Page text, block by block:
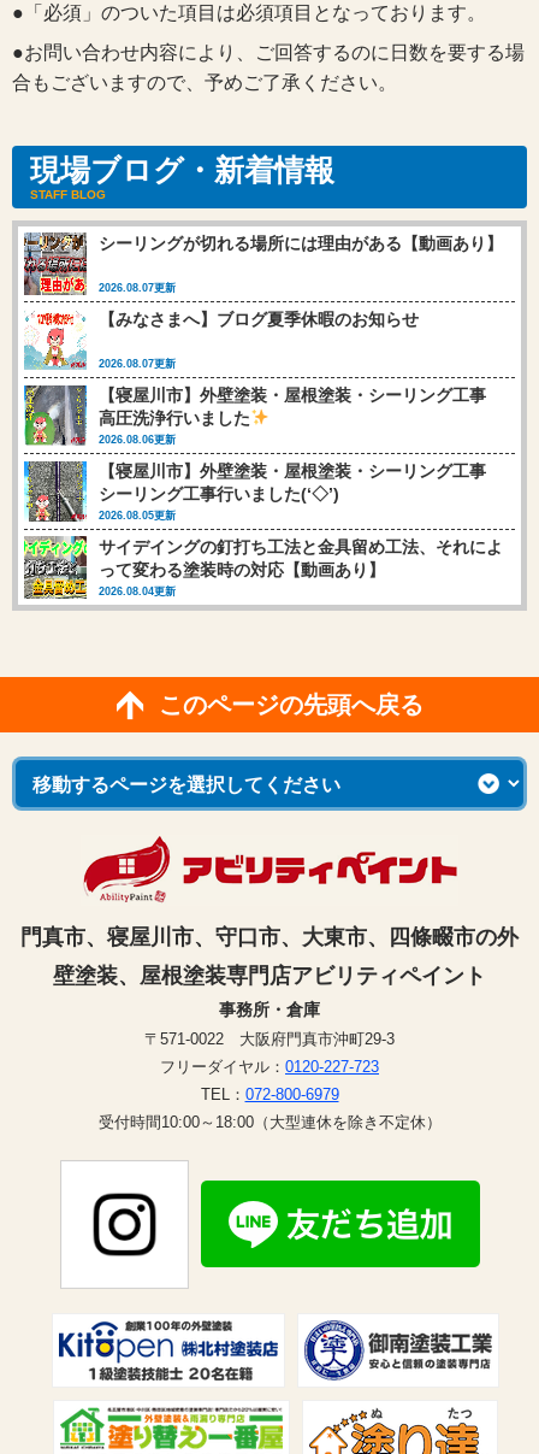
●「必須」のついた項目は必須項目となっております。
●お問い合わせ内容により、ご回答するのに日数を要する場
合もございますので、予めご了承ください。
現場ブログ・新着情報
STAFF BLOG
シーリングが切れる場所には理由がある【動画あり】
2026.08.07更新
【みなさまへ】ブログ夏季休暇のお知らせ
2026.08.07更新
【寝屋川市】外壁塗装・屋根塗装・シーリング工事
高圧洗浄行いました
2026.08.06更新
【寝屋川市】外壁塗装・屋根塗装・シーリング工事
シーリング工事行いました(‘◇’)ゞ
2026.08.05更新
サイデイングの釘打ち工法と金具留め工法、それによ
って変わる塗装時の対応【動画あり】
2026.08.04更新
このページの先頭へ戻る
門真市、寝屋川市、守口市、大東市、四條畷市の外
壁塗装、屋根塗装専門店アビリティペイント
事務所・倉庫
〒571-0022 大阪府門真市沖町29-3
フリーダイヤル： 0120-227-723
TEL： 072-800-6979
受付時間10:00～18:00（大型連休を除き不定休）